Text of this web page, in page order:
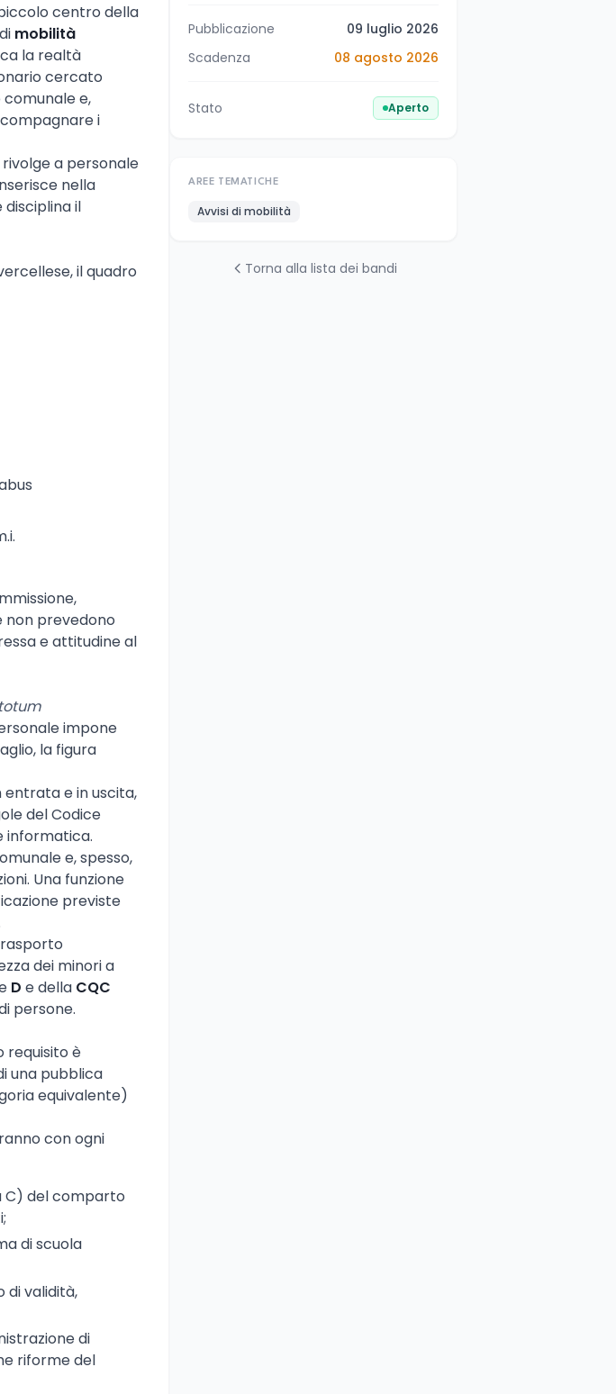
centro della
mobilità
la realtà
cercato
e,
i
rivolge a personale
nella
disciplina il
il quadro
non prevedono
e attitudine al
impone
la figura
entrata e in uscita,
del Codice
informatica.
e, spesso,
Una funzione
previste
dei minori a
D e della CQC
persone.
requisito è
una pubblica
equivalente)
con ogni
C) del comparto
di scuola
di validità,
di
riforme del
Pubblicazione
09 luglio 2026
Scadenza
08 agosto 2026
Stato Aperto
AREE TEMATICHE
Avvisi di mobilità
Torna alla lista dei bandi